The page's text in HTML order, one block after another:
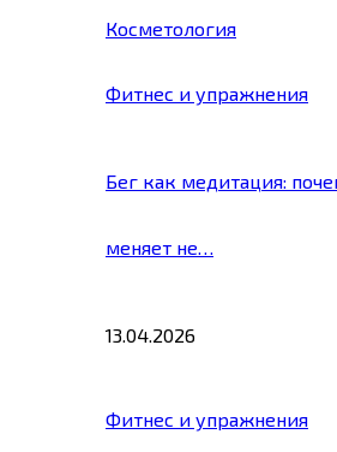
Косметология
Фитнес и упражнения
Бег как медитация:
меняет не…
13.04.2026
Фитнес и упражнения